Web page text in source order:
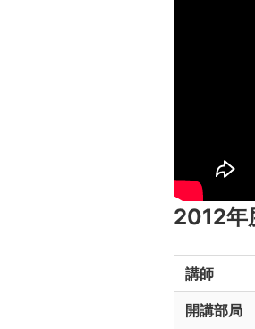
2012年
講師
開講部局